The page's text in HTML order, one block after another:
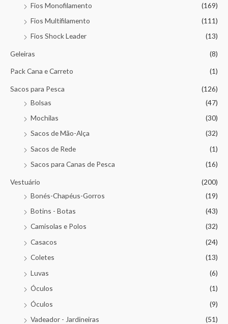
Fios Monofilamento
(169)
Fios Multifilamento
(111)
Fios Shock Leader
(13)
Geleiras (8)
Pack Cana e Carreto (1)
Sacos para Pesca
(126)
Bolsas
(47)
Mochilas
(30)
Sacos de Mão-Alça
(32)
Sacos de Rede
(1)
Sacos para Canas de Pesca
(16)
Vestuário
(200)
Bonés-Chapéus-Gorros
(19)
Botins - Botas
(43)
Camisolas e Polos
(32)
Casacos
(24)
Coletes
(13)
Luvas
(6)
Óculos
(1)
Óculos
(9)
Vadeador - Jardineiras
(51)